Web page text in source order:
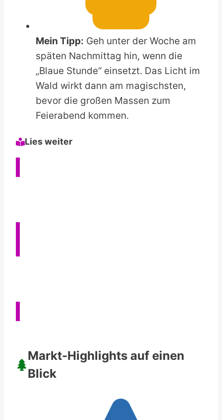
Mein Tipp: Geh unter der Woche am
späten Nachmittag hin, wenn die
„Blaue Stunde“ einsetzt. Das Licht im
Wald wirkt dann am magischsten,
bevor die großen Massen zum
Feierabend kommen.
Lies weiter
Markt-Highlights auf einen
Blick